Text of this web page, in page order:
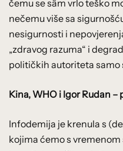
čemu se sâm vrlo teško
nečemu više sa
nesigurnosti i
„zdravog razuma“ i
političkih autoriteta samo
Kina, WHO i Igor Rudan
Infodemija je krenula s
kojima ćemo s vremenom